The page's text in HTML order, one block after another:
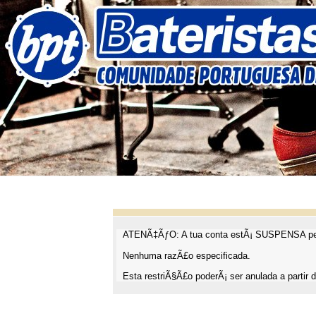
ATENÃ‡ÃƒO: A tua conta estÃ¡ SUSPENSA
Nenhuma razÃ£o especificada.
Esta restriÃ§Ã£o poderÃ¡ ser anulada a partir